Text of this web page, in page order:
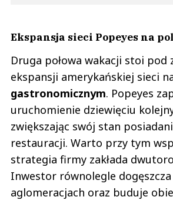
Ekspansja sieci Popeyes na
Druga połowa wakacji stoi pod
ekspansji amerykańskiej sieci
gastronomicznym. Popeyes
uruchomienie dziewięciu
zwiększając swój stan
restauracji. Warto przy tym
strategia firmy zakłada
Inwestor równolegle dogęszcza
aglomeracjach oraz buduje